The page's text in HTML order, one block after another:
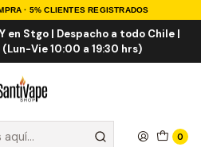
· 5% CLIENTES REGISTRADOS
en Stgo | Despacho a todo Chile |
Vie 10:00 a 19:30 hrs)
0
E-liquid Importados 100ml
100ml Shortfill